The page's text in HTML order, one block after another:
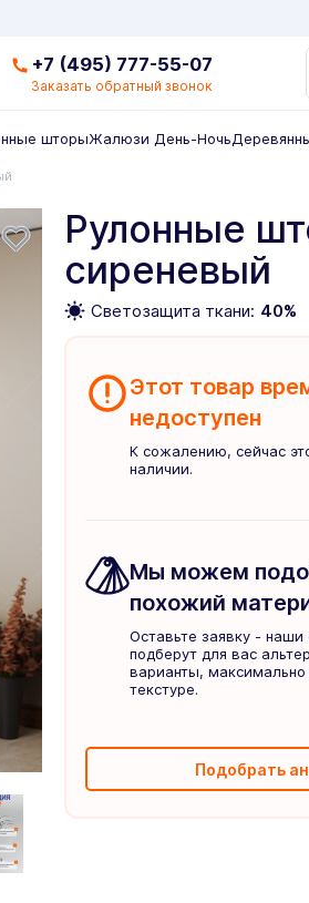
+7 (495) 777-55-07
Заказать обратный звонок
шторыЖалюзи День-Ночь
Рулонные
сиреневый
Светозащита ткани: 40%
Этот товар
недоступен
К сожалению, сейчас
наличии.
Мы можем
похожий
Оставьте заявку - наши
подберут для вас
варианты,
текстуре.
Подобрать